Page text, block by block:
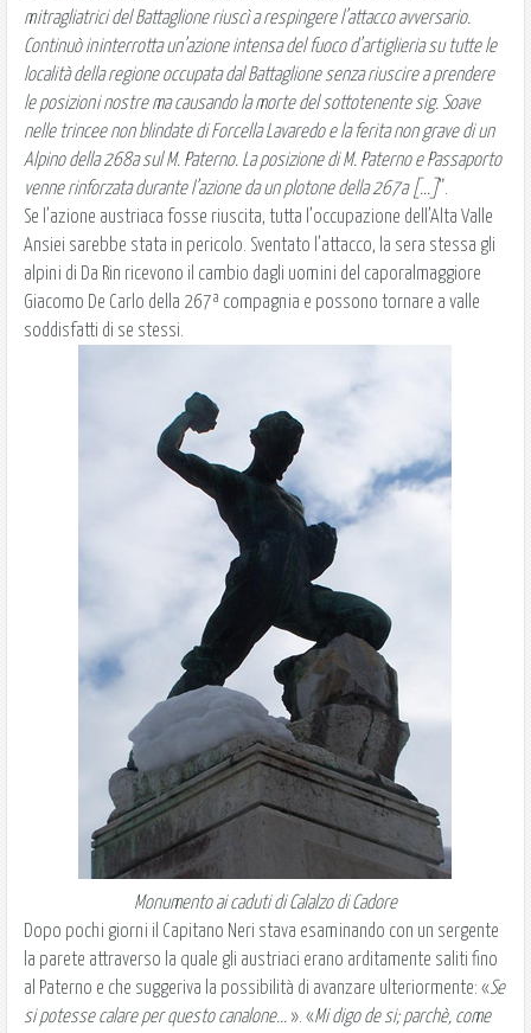
mitragliatrici del Battaglione riuscì a respingere l’attacco avversario.
Continuò ininterrotta un’azione intensa del fuoco d’artiglieria su tutte le
località della regione occupata dal Battaglione senza riuscire a prendere
le posizioni nostre ma causando la morte del sottotenente sig. Soave
nelle trincee non blindate di Forcella Lavaredo e la ferita non grave di un
Alpino della 268a sul M. Paterno. La posizione di M. Paterno e Passaporto
venne rinforzata durante l’azione da un plotone della 267a [...]”.
Se l’azione austriaca fosse riuscita, tutta l’occupazione dell’Alta Valle
Ansiei sarebbe stata in pericolo. Sventato l’attacco, la sera stessa gli
alpini di Da Rin ricevono il cambio dagli uomini del caporalmaggiore
Giacomo De Carlo della 267ª compagnia e possono tornare a valle
soddisfatti di se stessi.
Monumento ai caduti di Calalzo di Cadore
Dopo pochi giorni il Capitano Neri stava esaminando con un sergente
la parete attraverso la quale gli austriaci erano arditamente saliti fino
al Paterno e che suggeriva la possibilità di avanzare ulteriormente: « Se
si potesse calare per questo canalone... ». «Mi digo de si; parchè, come